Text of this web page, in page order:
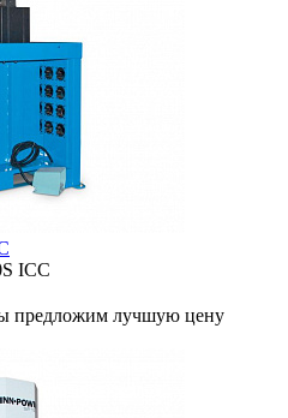
ICC
предложим лучшую цену